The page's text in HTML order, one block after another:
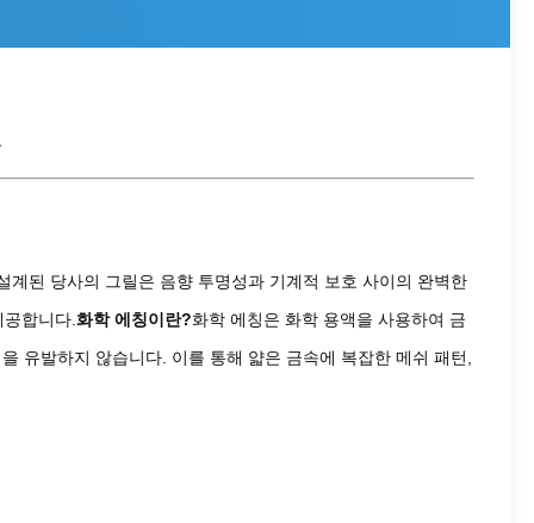
된 당사의 그릴은 음향 투명성과 기계적 보호 사이의 완벽한
합니다. 화학 에칭이란?화학 에칭은 화학 용액을 사용하여 금
유발하지 않습니다. 이를 통해 얇은 금속에 복잡한 메쉬 패턴,